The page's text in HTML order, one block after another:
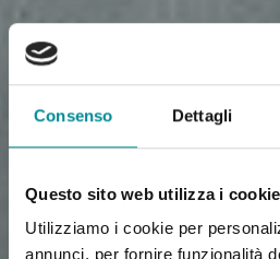
Consenso Dettagli
Questo sito web utilizza i cookie
Utilizziamo i cookie per
annunci, per fornire funzionalità